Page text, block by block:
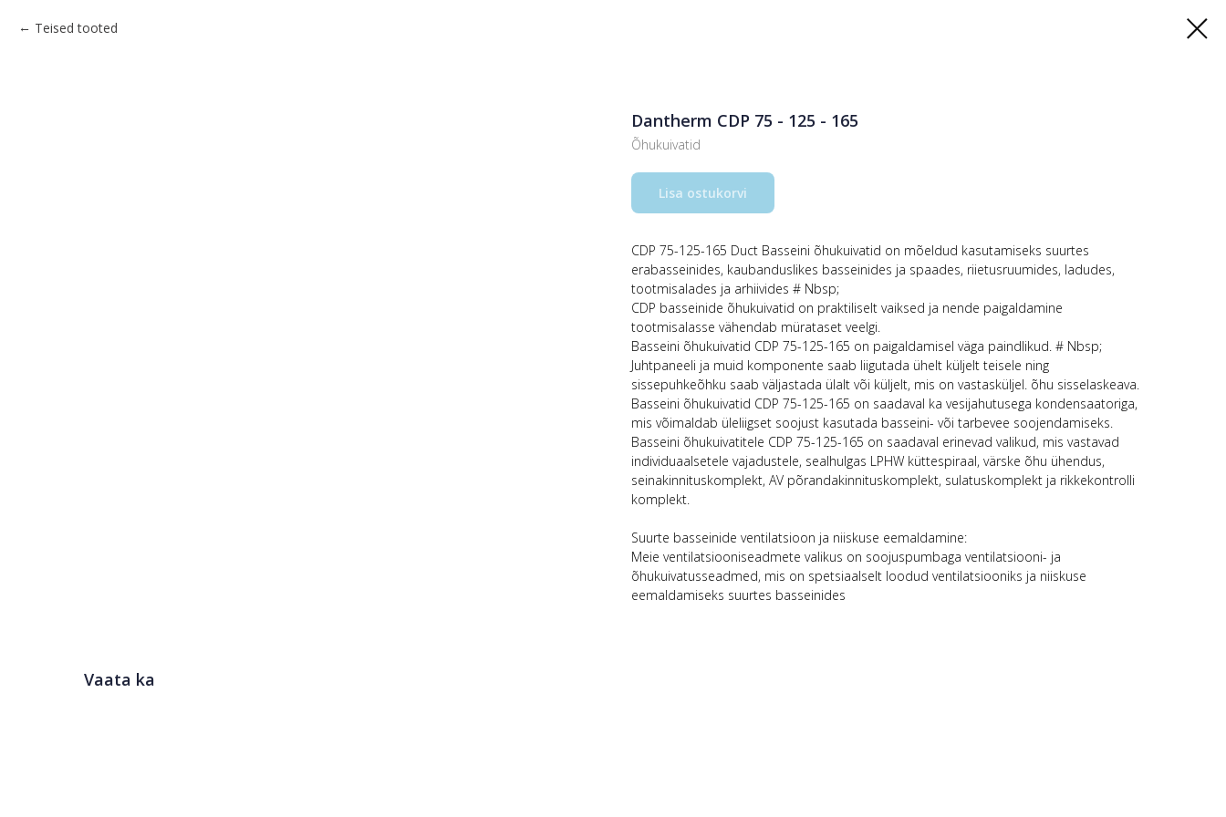
Teised tooted
Dantherm CDP 75 - 125 - 165
Õhukuivatid
Lisa ostukorvi
CDP 75-125-165 Duct Basseini õhukuivatid on mõeldud kasutamiseks suurtes
erabasseinides, kaubanduslikes basseinides ja spaades, riietusruumides, ladudes,
tootmisalades ja arhiivides # Nbsp;
CDP basseinide õhukuivatid on praktiliselt vaiksed ja nende paigaldamine
tootmisalasse vähendab mürataset veelgi.
Basseini õhukuivatid CDP 75-125-165 on paigaldamisel väga paindlikud. # Nbsp;
Juhtpaneeli ja muid komponente saab liigutada ühelt küljelt teisele ning
sissepuhkeõhku saab väljastada ülalt või küljelt, mis on vastasküljel. õhu sisselaskeava.
Basseini õhukuivatid CDP 75-125-165 on saadaval ka vesijahutusega kondensaatoriga,
mis võimaldab üleliigset soojust kasutada basseini- või tarbevee soojendamiseks.
Basseini õhukuivatitele CDP 75-125-165 on saadaval erinevad valikud, mis vastavad
individuaalsetele vajadustele, sealhulgas LPHW küttespiraal, värske õhu ühendus,
seinakinnituskomplekt, AV põrandakinnituskomplekt, sulatuskomplekt ja rikkekontrolli
komplekt.
Suurte basseinide ventilatsioon ja niiskuse eemaldamine:
Meie ventilatsiooniseadmete valikus on soojuspumbaga ventilatsiooni- ja
õhukuivatusseadmed, mis on spetsiaalselt loodud ventilatsiooniks ja niiskuse
eemaldamiseks suurtes basseinides
Vaata ka